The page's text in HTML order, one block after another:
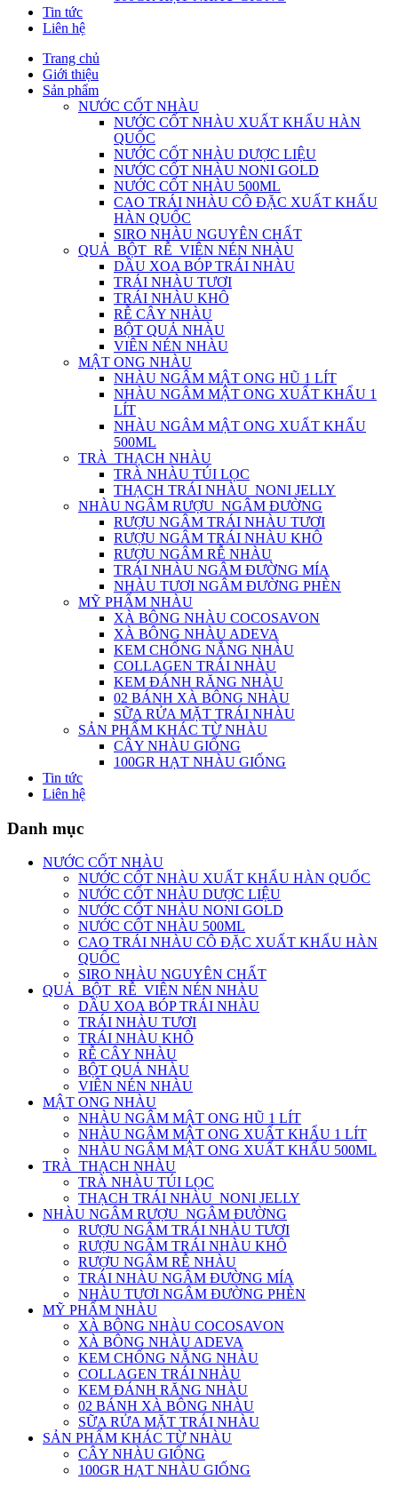
Tin tức
Liên hệ
Trang chủ
Giới thiệu
Sản phẩm
NƯỚC CỐT NHÀU
NƯỚC CỐT NHÀU XUẤT KHẨU HÀN
QUỐC
NƯỚC CỐT NHÀU DƯỢC LIỆU
NƯỚC CỐT NHÀU NONI GOLD
NƯỚC CỐT NHÀU 500ML
CAO TRÁI NHÀU CÔ ĐẶC XUẤT KHẨU
HÀN QUỐC
SIRO NHÀU NGUYÊN CHẤT
QUẢ_BỘT_RỄ_VIÊN NÉN NHÀU
DẦU XOA BÓP TRÁI NHÀU
TRÁI NHÀU TƯƠI
TRÁI NHÀU KHÔ
RỄ CÂY NHÀU
BỘT QUẢ NHÀU
VIÊN NÉN NHÀU
MẬT ONG NHÀU
NHÀU NGÂM MẬT ONG HŨ 1 LÍT
NHÀU NGÂM MẬT ONG XUẤT KHẨU 1
LÍT
NHÀU NGÂM MẬT ONG XUẤT KHẨU
500ML
TRÀ_THẠCH NHÀU
TRÀ NHÀU TÚI LỌC
THẠCH TRÁI NHÀU_NONI JELLY
NHÀU NGÂM RƯỢU_NGÂM ĐƯỜNG
RƯỢU NGÂM TRÁI NHÀU TƯƠI
RƯỢU NGÂM TRÁI NHÀU KHÔ
RƯỢU NGÂM RỄ NHÀU
TRÁI NHÀU NGÂM ĐƯỜNG MÍA
NHÀU TƯƠI NGÂM ĐƯỜNG PHÈN
MỸ PHẨM NHÀU
XÀ BÔNG NHÀU COCOSAVON
XÀ BÔNG NHÀU ADEVA
KEM CHỐNG NẮNG NHÀU
COLLAGEN TRÁI NHÀU
KEM ĐÁNH RĂNG NHÀU
02 BÁNH XÀ BÔNG NHÀU
SỮA RỬA MẶT TRÁI NHÀU
SẢN PHẨM KHÁC TỪ NHÀU
CÂY NHÀU GIỐNG
100GR HẠT NHÀU GIỐNG
Tin tức
Liên hệ
Danh mục
NƯỚC CỐT NHÀU
NƯỚC CỐT NHÀU XUẤT KHẨU HÀN QUỐC
NƯỚC CỐT NHÀU DƯỢC LIỆU
NƯỚC CỐT NHÀU NONI GOLD
NƯỚC CỐT NHÀU 500ML
CAO TRÁI NHÀU CÔ ĐẶC XUẤT KHẨU HÀN
QUỐC
SIRO NHÀU NGUYÊN CHẤT
QUẢ_BỘT_RỄ_VIÊN NÉN NHÀU
DẦU XOA BÓP TRÁI NHÀU
TRÁI NHÀU TƯƠI
TRÁI NHÀU KHÔ
RỄ CÂY NHÀU
BỘT QUẢ NHÀU
VIÊN NÉN NHÀU
MẬT ONG NHÀU
NHÀU NGÂM MẬT ONG HŨ 1 LÍT
NHÀU NGÂM MẬT ONG XUẤT KHẨU 1 LÍT
NHÀU NGÂM MẬT ONG XUẤT KHẨU 500ML
TRÀ_THẠCH NHÀU
TRÀ NHÀU TÚI LỌC
THẠCH TRÁI NHÀU_NONI JELLY
NHÀU NGÂM RƯỢU_NGÂM ĐƯỜNG
RƯỢU NGÂM TRÁI NHÀU TƯƠI
RƯỢU NGÂM TRÁI NHÀU KHÔ
RƯỢU NGÂM RỄ NHÀU
TRÁI NHÀU NGÂM ĐƯỜNG MÍA
NHÀU TƯƠI NGÂM ĐƯỜNG PHÈN
MỸ PHẨM NHÀU
XÀ BÔNG NHÀU COCOSAVON
XÀ BÔNG NHÀU ADEVA
KEM CHỐNG NẮNG NHÀU
COLLAGEN TRÁI NHÀU
KEM ĐÁNH RĂNG NHÀU
02 BÁNH XÀ BÔNG NHÀU
SỮA RỬA MẶT TRÁI NHÀU
SẢN PHẨM KHÁC TỪ NHÀU
CÂY NHÀU GIỐNG
100GR HẠT NHÀU GIỐNG